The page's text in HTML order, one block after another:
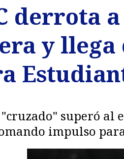
derrota
y llega
superó al
impulso